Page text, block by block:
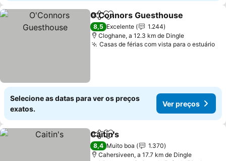
PartilharAdicionar aos favoritos
O'Connors Guesthouse
8,5 Excelente
1.244
Cloghane, a 12.3 km de Dingle
Casas de férias com vista para o estuário
Selecione as datas para ver os preços
exatos.
Ver preços
PartilharAdicionar aos favoritos
Caitin's
8,4 Muito boa
1.370
Cahersiveen, a 17.7 km de Dingle